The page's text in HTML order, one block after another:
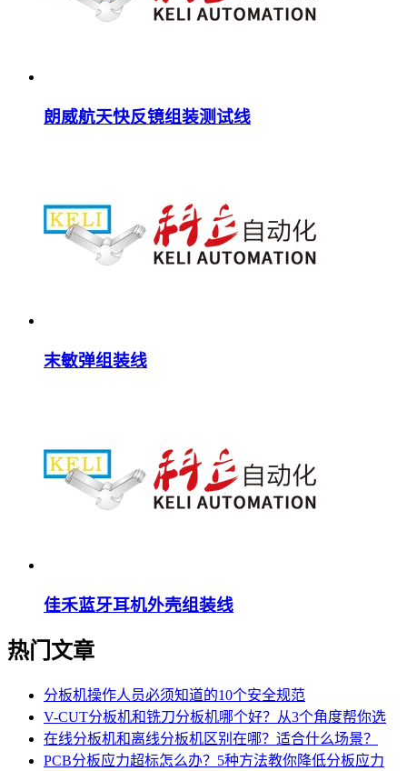
朗威航天快反镜组装测试线
末敏弹组装线
佳禾蓝牙耳机外壳组装线
热门文章
分板机操作人员必须知道的10个安全规范
V-CUT分板机和铣刀分板机哪个好？从3个角度帮你选
在线分板机和离线分板机区别在哪？适合什么场景？
PCB分板应力超标怎么办？5种方法教你降低分板应力